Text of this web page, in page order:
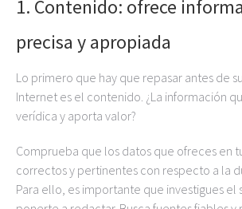
1. Contenido: ofrece
precisa y apropiada
Lo primero que hay que repasar antes de
Internet es el contenido. ¿La información
verídica y aporta valor?
Comprueba que los datos que ofreces en
correctos y pertinentes con respecto a la
Para ello, es importante que investigues el